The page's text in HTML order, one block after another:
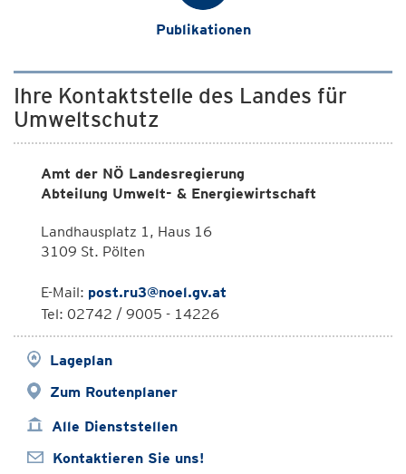
Publikationen
Ihre Kontaktstelle des Landes für
Umweltschutz
Amt der NÖ Landesregierung
Abteilung Umwelt- & Energiewirtschaft
Landhausplatz 1, Haus 16
3109 St. Pölten
E-Mail: post.ru3@noel.gv.at
Tel: 02742 / 9005 - 14226
Lageplan
Zum Routenplaner
Alle Dienststellen
Kontaktieren Sie uns!